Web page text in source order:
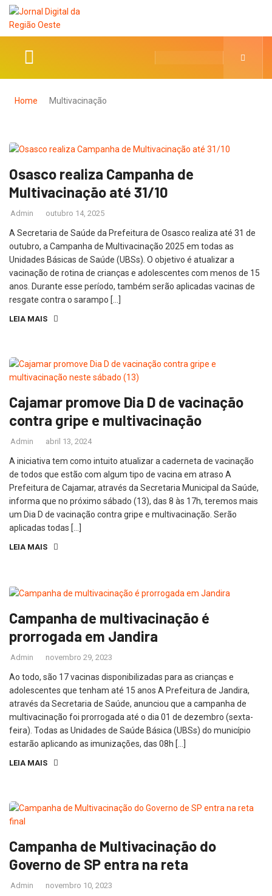
Home Multivacinação
Osasco realiza Campanha de
Multivacinação até 31/10
Admin outubro 14, 2025
A Secretaria de Saúde da Prefeitura de Osasco realiza até 31 de
outubro, a Campanha de Multivacinação 2025 em todas as
Unidades Básicas de Saúde (UBSs). O objetivo é atualizar a
vacinação de rotina de crianças e adolescentes com menos de 15
anos. Durante esse período, também serão aplicadas vacinas de
resgate contra o sarampo […]
LEIA MAIS
Cajamar promove Dia D de vacinação
contra gripe e multivacinação
Admin abril 13, 2024
A iniciativa tem como intuito atualizar a caderneta de vacinação
de todos que estão com algum tipo de vacina em atraso A
Prefeitura de Cajamar, através da Secretaria Municipal da Saúde,
informa que no próximo sábado (13), das 8 às 17h, teremos mais
um Dia D de vacinação contra gripe e multivacinação. Serão
aplicadas todas […]
LEIA MAIS
Campanha de multivacinação é
prorrogada em Jandira
Admin novembro 29, 2023
Ao todo, são 17 vacinas disponibilizadas para as crianças e
adolescentes que tenham até 15 anos A Prefeitura de Jandira,
através da Secretaria de Saúde, anunciou que a campanha de
multivacinação foi prorrogada até o dia 01 de dezembro (sexta-
feira). Todas as Unidades de Saúde Básica (UBSs) do município
estarão aplicando as imunizações, das 08h […]
LEIA MAIS
Campanha de Multivacinação do
Governo de SP entra na reta
Admin novembro 10, 2023